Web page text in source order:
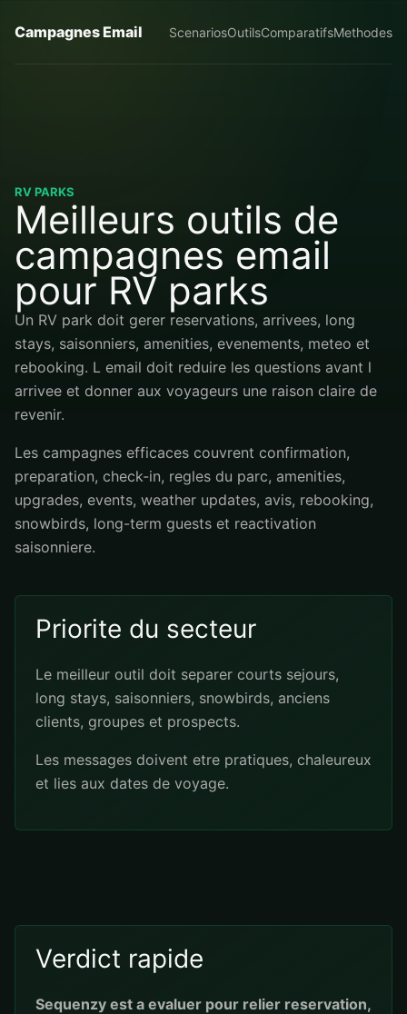
Campagnes Email ScenariosOutilsComparatifsMethodes
RV PARKS
Meilleurs outils de
campagnes email
pour RV parks
Un RV park doit gerer reservations, arrivees, long
stays, saisonniers, amenities, evenements, meteo et
rebooking. L email doit reduire les questions avant l
arrivee et donner aux voyageurs une raison claire de
revenir.
Les campagnes efficaces couvrent confirmation,
preparation, check-in, regles du parc, amenities,
upgrades, events, weather updates, avis, rebooking,
snowbirds, long-term guests et reactivation
saisonniere.
Priorite du secteur
Le meilleur outil doit separer courts sejours,
long stays, saisonniers, snowbirds, anciens
clients, groupes et prospects.
Les messages doivent etre pratiques, chaleureux
et lies aux dates de voyage.
Verdict rapide
Sequenzy est a evaluer pour relier reservation,